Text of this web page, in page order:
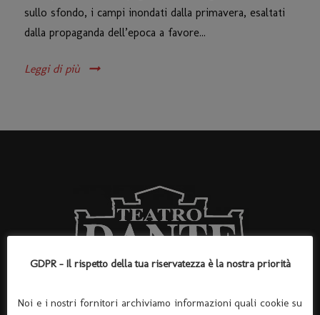
sullo sfondo, i campi inondati dalla primavera, esaltati
dalla propaganda dell’epoca a favore...
Leggi di più
GDPR - Il rispetto della tua riservatezza è la nostra priorità
Noi e i nostri fornitori archiviamo informazioni quali cookie su